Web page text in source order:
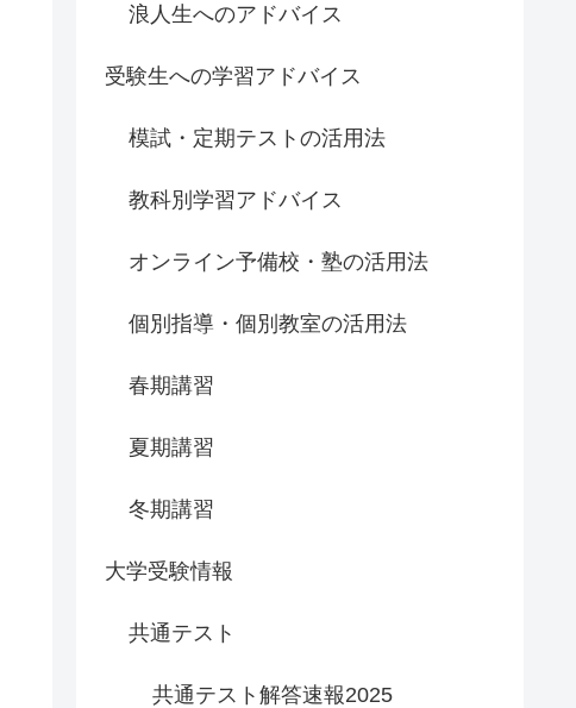
浪人生へのアドバイス
受験生への学習アドバイス
模試・定期テストの活用法
教科別学習アドバイス
オンライン予備校・塾の活用法
個別指導・個別教室の活用法
春期講習
夏期講習
冬期講習
大学受験情報
共通テスト
共通テスト解答速報2025